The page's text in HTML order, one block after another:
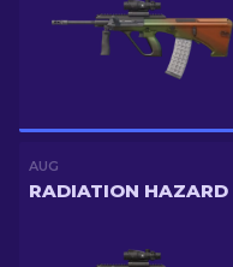
AUG
RADIATION HAZARD